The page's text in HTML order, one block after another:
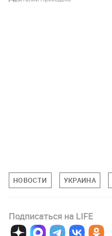
НОВОСТИ УКРАИНА
Подписаться на LIFE